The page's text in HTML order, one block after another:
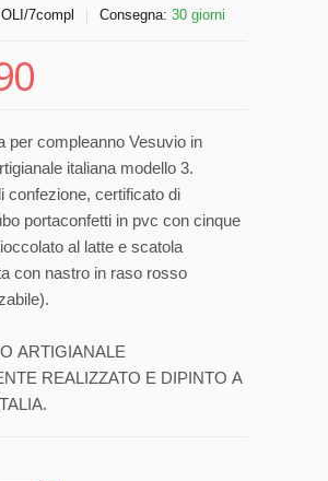
7compl Consegna: 30 giorni
per compleanno Vesuvio in
italiana modello 3.
confezione, certificato di
portaconfetti in pvc con cinque
al latte e scatola
con nastro in raso rosso
ARTIGIANALE
REALIZZATO E DIPINTO A